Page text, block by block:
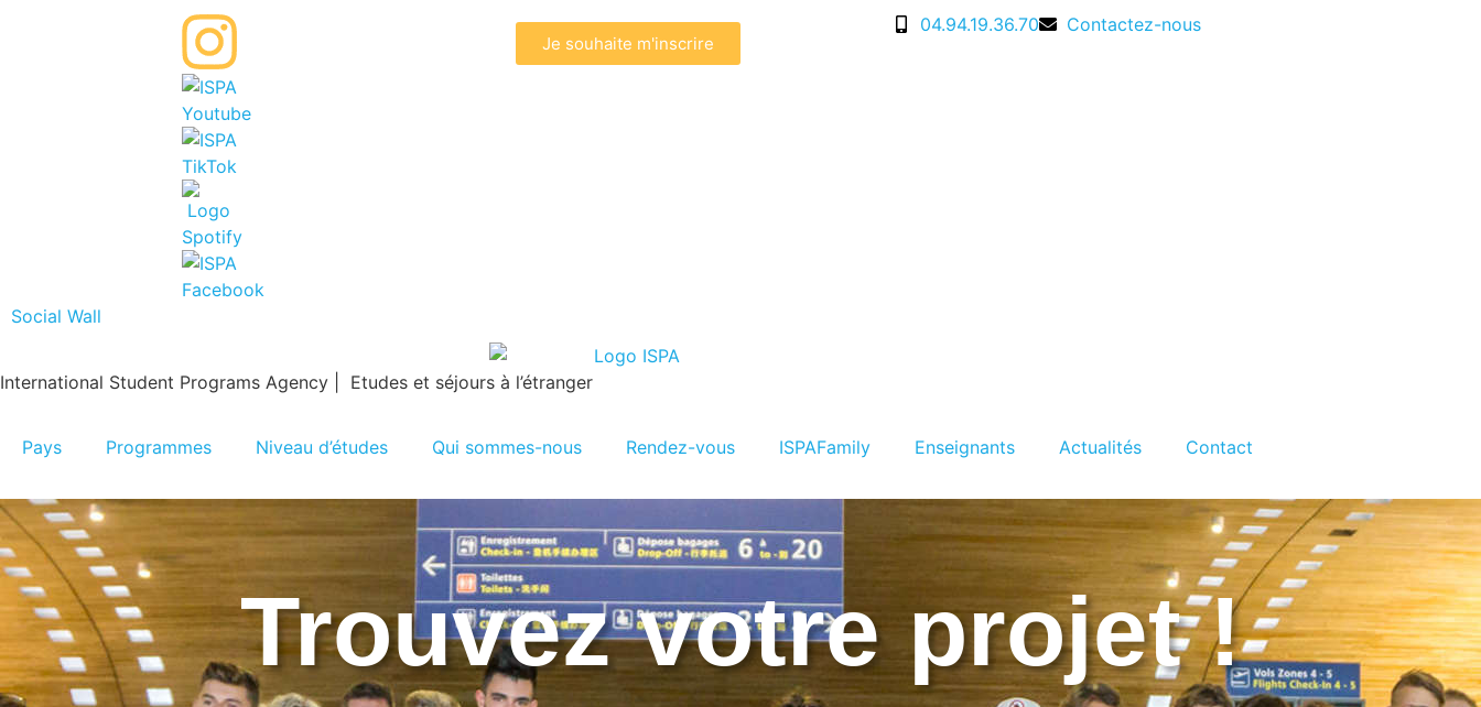
Social Wall
Je souhaite m'inscrire
04.94.19.36.70 Contactez-nous
International Student Programs Agency | Etudes et séjours à l’étranger
Pays Programmes Niveau d’études Qui sommes-nous Rendez-vous ISPAFamily Enseignants Actualités Contact
Trouvez votre projet !